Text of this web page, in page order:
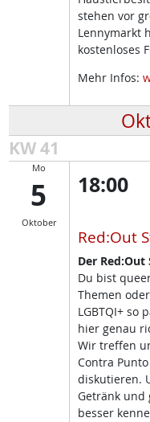
stehen vor
Lennymarkt
kostenloses
Mehr Infos:
KW 41
Mo
5
Oktober
18:00
Red:Out
Der
Du bist
Themen
LGBTQI+ so
hier genau
Wir treffen
Contra
diskutieren.
Getränk und
besser